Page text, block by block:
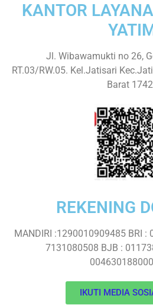
KANTOR
Jl. Wibawamukti no 26,
RT.03/RW.05. Kel.Jatisari
Barat
REKENING
MANDIRI :1290010909485 BRI :
7131080508 BJB :
IKUTI MEDIA